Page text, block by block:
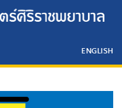
ENGLISH